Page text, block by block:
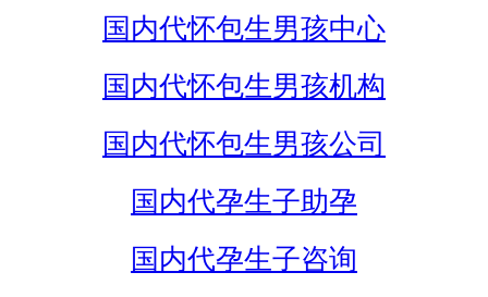
国内代怀包生男孩中心
国内代怀包生男孩机构
国内代怀包生男孩公司
国内代孕生子助孕
国内代孕生子咨询